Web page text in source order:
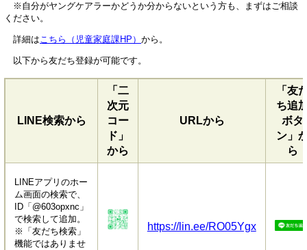
※自分がヤングケアラーかどうか分からないという方も、まずはご相談
ください。
詳細はこちら（児童家庭課HP） から。
以下から友だち登録が可能です。
LINE検索から
「二
次元
コー
ド」
から
URLから
「友
ち追
ボタ
ン」
ら
LINEアプリのホー
ム画面の検索で、
ID「@603opxnc」
で検索して追加。
※「友だち検索」
機能ではありませ
https://lin.ee/RO05Ygx